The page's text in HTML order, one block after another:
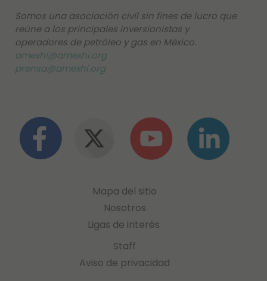
Somos una asociación civil sin fines de lucro que
reúne a los principales inversionistas y
operadores de petróleo y gas en México.
amexhi@amexhi.org
prensa@amexhi.org
Mapa del sitio
Nosotros
Ligas de interés
Staff
Aviso de privacidad